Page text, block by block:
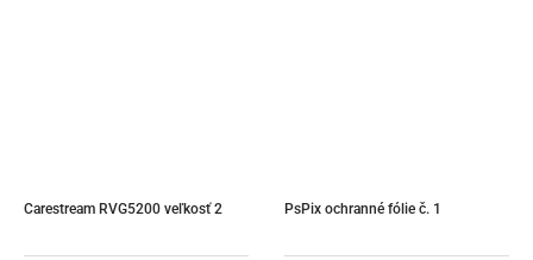
Carestream RVG5200 veľkosť 2 PsPix ochranné fólie č. 1